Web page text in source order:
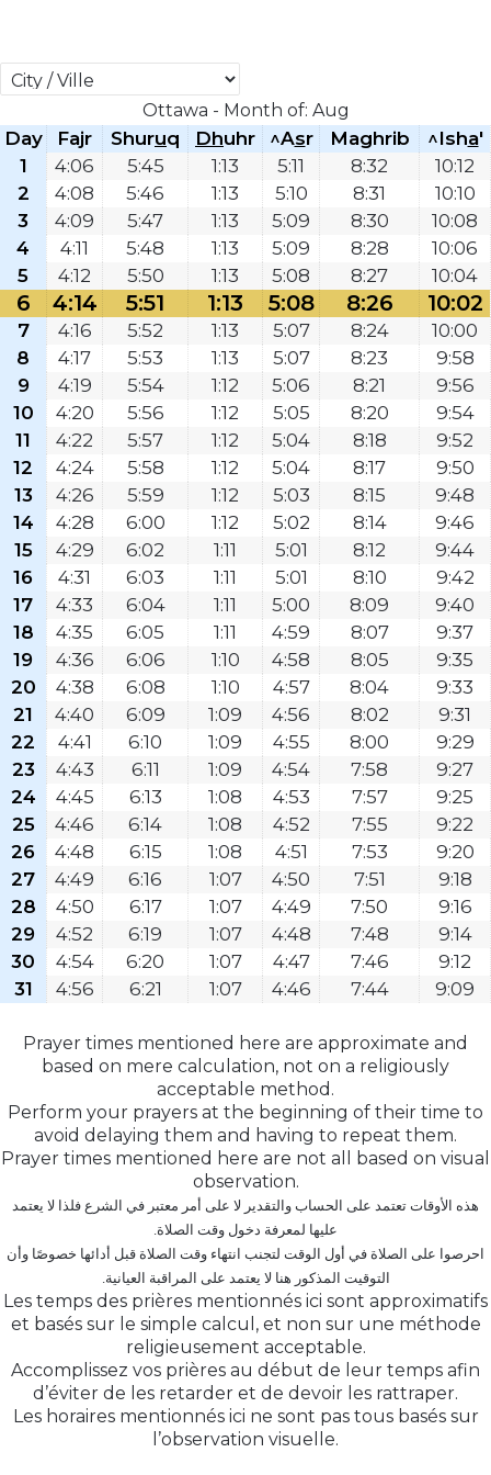
Ottawa - Month of: Aug
Day Fajr Shuruq Dhuhr ^Asr Maghrib ^Isha'
1
4:06 5:45 1:13 5:11 8:32
10:12
2
4:08 5:46 1:13 5:10 8:31
10:10
3
4:09 5:47 1:13 5:09 8:30
10:08
4
4:11 5:48 1:13 5:09 8:28
10:06
5
4:12 5:50 1:13 5:08 8:27 10:04
6 4:14 5:51 1:13 5:08 8:26 10:02
7 4:16 5:52 1:13 5:07 8:24
10:00
8
4:17 5:53 1:13 5:07 8:23
9:58
9
4:19 5:54 1:12 5:06 8:21
9:56
10
4:20 5:56 1:12 5:05 8:20
9:54
11
4:22 5:57 1:12 5:04 8:18
9:52
12
4:24 5:58 1:12 5:04 8:17
9:50
13
4:26 5:59 1:12 5:03 8:15
9:48
14
4:28 6:00 1:12 5:02 8:14
9:46
15
4:29 6:02 1:11 5:01 8:12
9:44
16
4:31 6:03 1:11 5:01 8:10
9:42
17
4:33 6:04 1:11 5:00 8:09
9:40
18
4:35 6:05 1:11 4:59 8:07
9:37
19
4:36 6:06 1:10 4:58 8:05
9:35
20
4:38 6:08 1:10 4:57 8:04
9:33
21
4:40 6:09 1:09 4:56 8:02
9:31
22
4:41 6:10 1:09 4:55 8:00
9:29
23
4:43 6:11 1:09 4:54 7:58
9:27
24
4:45 6:13 1:08 4:53 7:57
9:25
25
4:46 6:14 1:08 4:52 7:55
9:22
26
4:48 6:15 1:08 4:51 7:53
9:20
27
4:49 6:16 1:07 4:50 7:51
9:18
28
4:50 6:17 1:07 4:49 7:50
9:16
29
4:52 6:19 1:07 4:48 7:48
9:14
30
4:54 6:20 1:07 4:47 7:46
9:12
31
4:56 6:21 1:07 4:46 7:44 9:09
Prayer times mentioned here are approximate and
based on mere calculation, not on a religiously
acceptable method.
Perform your prayers at the beginning of their time to
avoid delaying them and having to repeat them.
Prayer times mentioned here are not all based on visual
observation.
هذه الأوقات تعتمد على الحساب والتقدير لا على أمر معتبر في الشرع فلذا لا يعتمد
عليها لمعرفة دخول وقت الصلاة.
احرصوا على الصلاة في أول الوقت لتجنب انتهاء وقت الصلاة قبل أدائها خصوصًا وأن
التوقيت المذكور هنا لا يعتمد على المراقبة العيانية.
Les temps des prières mentionnés ici sont approximatifs
et basés sur le simple calcul, et non sur une méthode
religieusement acceptable.
Accomplissez vos prières au début de leur temps afin
d’éviter de les retarder et de devoir les rattraper.
Les horaires mentionnés ici ne sont pas tous basés sur
l’observation visuelle.